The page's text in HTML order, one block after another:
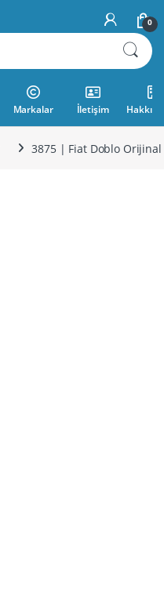
0
Markalar İletişim
3875 | Fiat Doblo Orijinal